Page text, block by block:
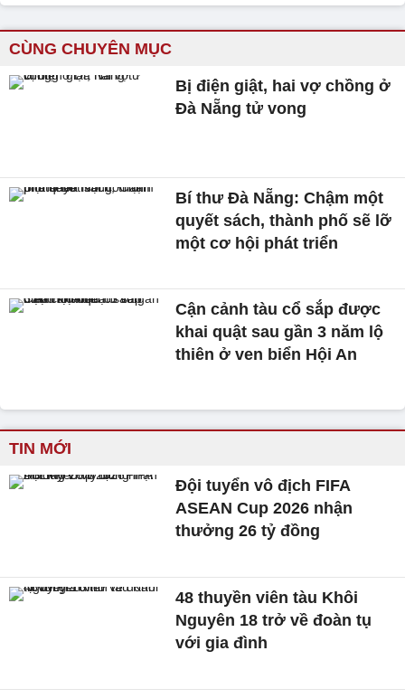
CÙNG CHUYÊN MỤC
Bị điện giật, hai vợ chồng ở
Đà Nẵng tử vong
Bí thư Đà Nẵng: Chậm một
quyết sách, thành phố sẽ lỡ
một cơ hội phát triển
Cận cảnh tàu cổ sắp được
khai quật sau gần 3 năm lộ
thiên ở ven biển Hội An
TIN MỚI
Đội tuyển vô địch FIFA
ASEAN Cup 2026 nhận
thưởng 26 tỷ đồng
48 thuyền viên tàu Khôi
Nguyên 18 trở về đoàn tụ
với gia đình